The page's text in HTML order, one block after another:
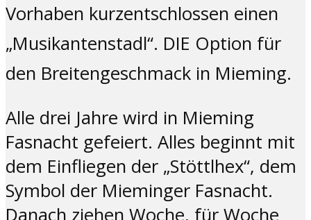
Vorhaben kurzentschlossen einen
„Musikantenstadl“. DIE Option für
den Breitengeschmack in Mieming.
Alle drei Jahre wird in Mieming
Fasnacht gefeiert. Alles beginnt mit
dem Einfliegen der „Stöttlhex“, dem
Symbol der Mieminger Fasnacht.
Danach ziehen Woche, für Woche